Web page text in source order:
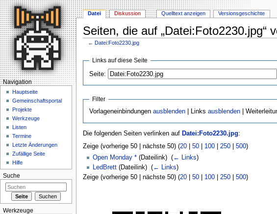
Seiten, die auf „Datei:Foto2230.jpg“
←Datei:Foto2230.jpg
Links auf diese Seite
Seite:
Filter
Vorlageneinbindungenausblenden | Linksausblenden |
Die folgenden Seiten verlinken auf Datei:Foto2230.jpg:
Zeige (vorherige 50 | nächste 50) (20| 50| 100| 250| 500)
Open Monday *(Dateilink) ‎ (← Links)
LedBrett(Dateilink) ‎ (← Links)
Zeige (vorherige 50 | nächste 50) (20| 50| 100| 250| 500)
Datei Diskussion Quelltext anzeigen Versionsgeschichte
Navigation
Hauptseite
Gemeinschaftsportal
Projekte
Werkzeuge
Listen
Termine
Letzte Änderungen
Zufällige Seite
Hilfe
Suche
Werkzeuge